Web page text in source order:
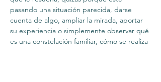
pasando una situación parecida, darse
cuenta de algo, ampliar la mirada, aportar
su experiencia o simplemente observar qué
es una constelación familiar, cómo se realiza